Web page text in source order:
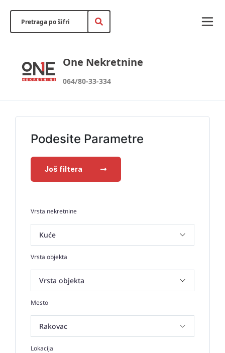
One Nekretnine
064/80-33-334
Podesite Parametre
Još filtera
Vrsta nekretnine
Vrsta objekta
Mesto
Lokacija